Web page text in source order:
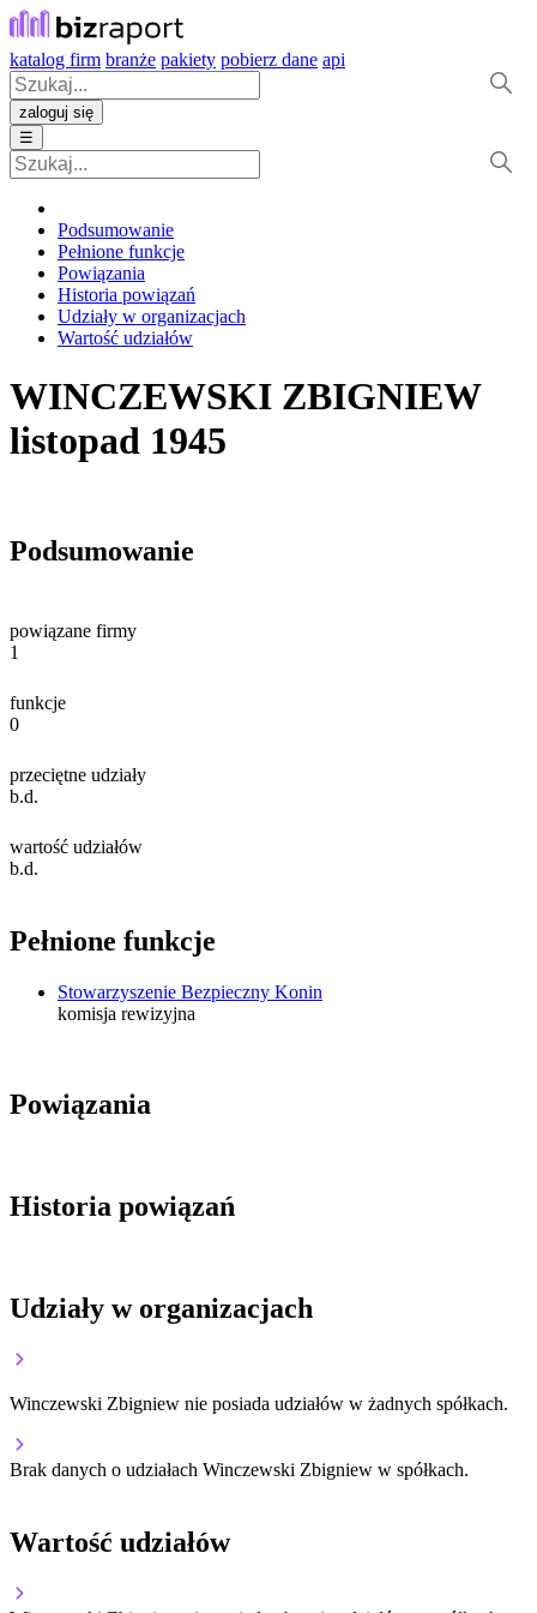
katalog firm branże pakiety pobierz dane api
zaloguj się
☰
Podsumowanie
Pełnione funkcje
Powiązania
Historia powiązań
Udziały w organizacjach
Wartość udziałów
WINCZEWSKI ZBIGNIEW
listopad 1945
Podsumowanie
powiązane firmy
1
funkcje
0
przeciętne udziały
b.d.
wartość udziałów
b.d.
Pełnione funkcje
Stowarzyszenie Bezpieczny Konin
komisja rewizyjna
Powiązania
Historia powiązań
Udziały w organizacjach
Winczewski Zbigniew nie posiada udziałów w żadnych spółkach.
Brak danych o udziałach Winczewski Zbigniew w spółkach.
Wartość udziałów